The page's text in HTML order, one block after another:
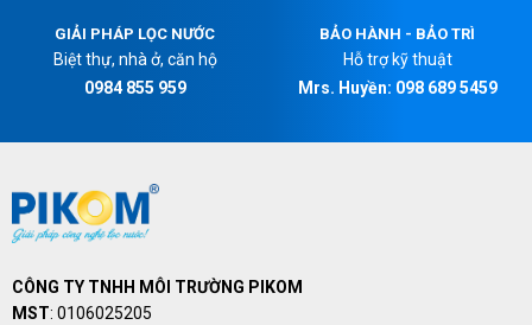
GIẢI PHÁP LỌC NƯỚC
Biệt thự, nhà ở, căn hộ
0984 855 959
BẢO HÀNH - BẢO TRÌ
Hỗ trợ kỹ thuật
Mrs. Huyền: 098 689 5459
CÔNG TY TNHH MÔI TRƯỜNG PIKOM
MST: 0106025205